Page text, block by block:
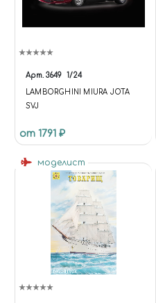
Арт. 3649 1/24
LAMBORGHINI MIURA JOTA
SVJ
от 1791 ₽
моделист